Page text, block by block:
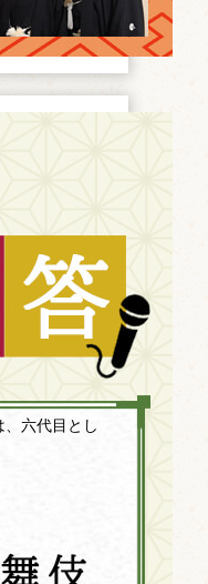
六代目とし